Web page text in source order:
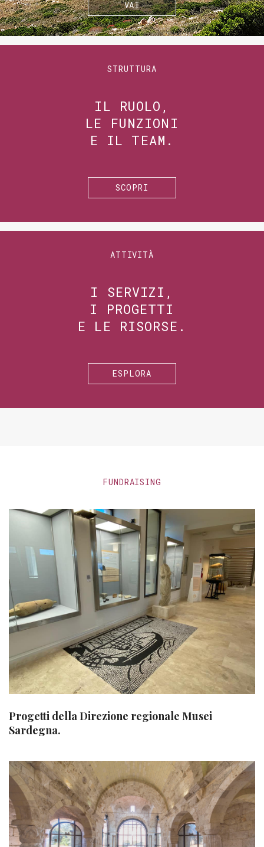
VAI
STRUTTURA
IL RUOLO,
LE FUNZIONI
E IL TEAM.
SCOPRI
ATTIVITÀ
I SERVIZI,
I PROGETTI
E LE RISORSE.
ESPLORA
FUNDRAISING
Progetti della Direzione regionale Musei
Sardegna.